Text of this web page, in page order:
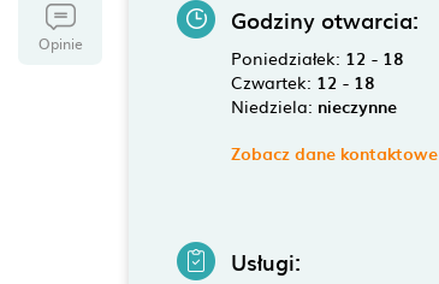
Opinie
Godziny otwarcia:
Poniedziałek: 12 - 18
Czwartek: 12 - 18
Niedziela: nieczynne
Zobacz dane kontaktowe
Usługi: